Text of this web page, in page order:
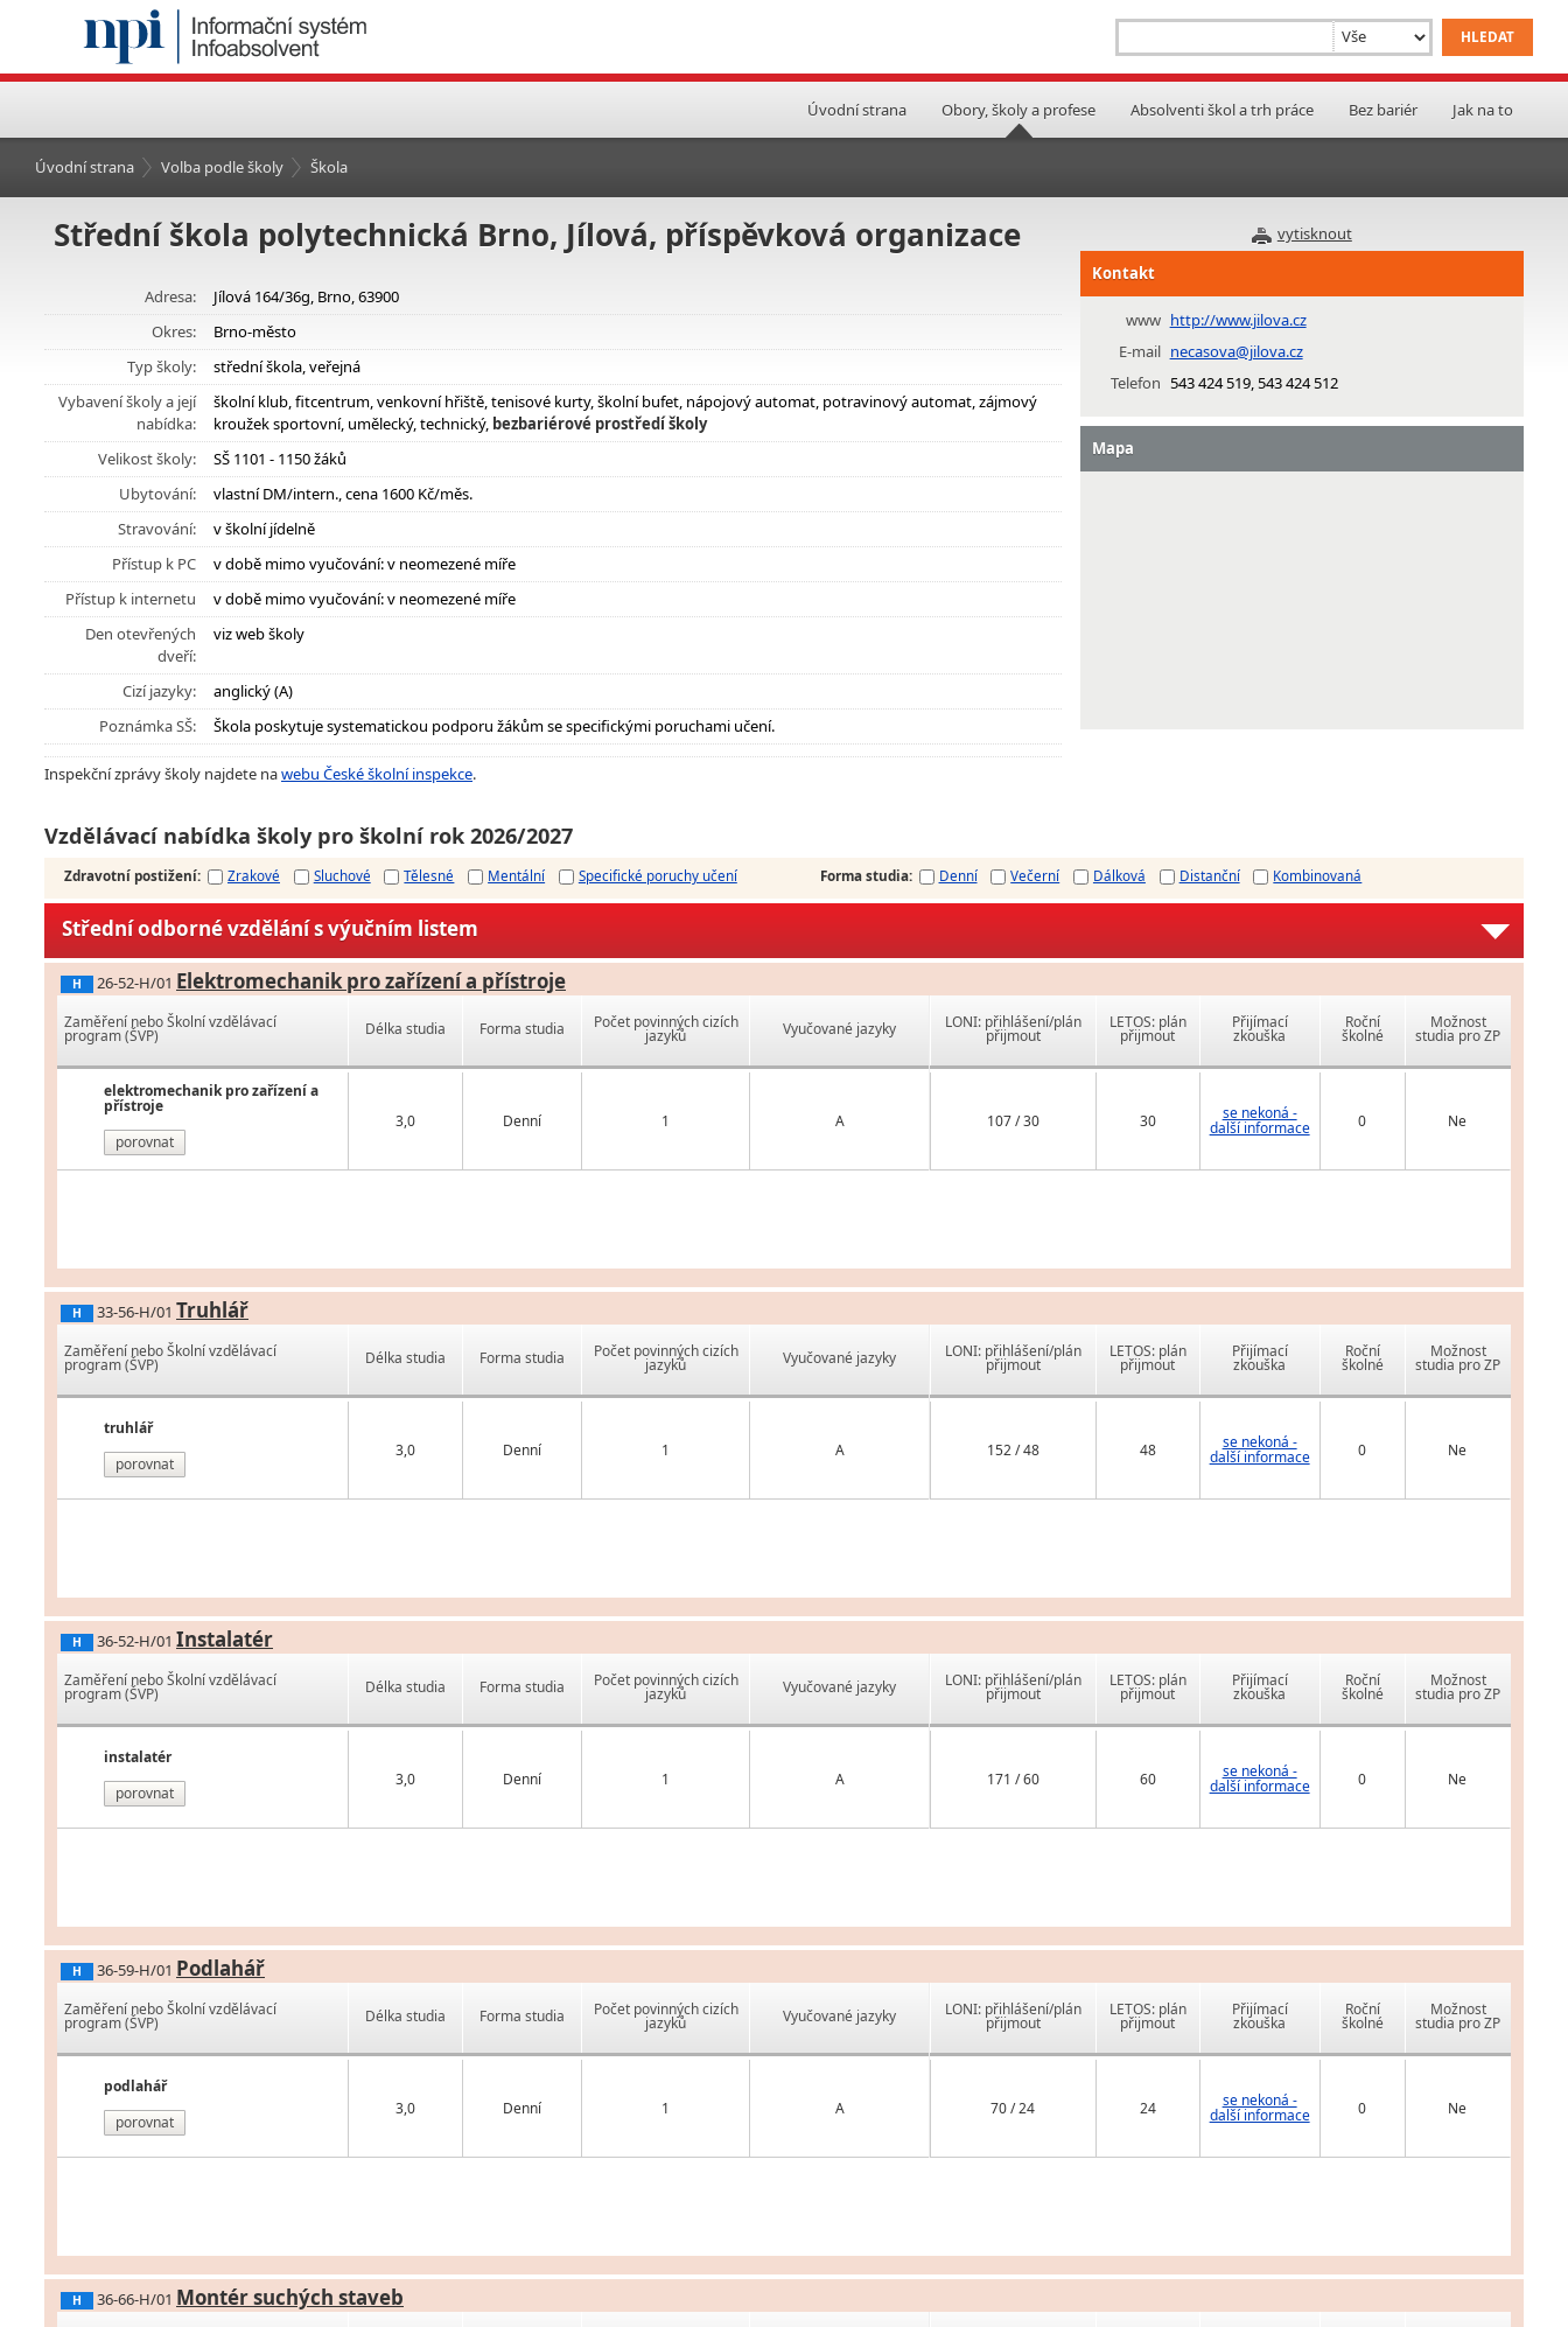
Úvodní strana Obory, školy a profese Absolventi škol a trh práce Bez bariér Jak na to
Úvodní strana Volba podle školy Škola
vytisknout
Střední škola polytechnická Brno, Jílová, příspěvková organizace
Adresa:
Jílová 164/36g, Brno, 63900
Okres:
Brno-město
Typ školy:
střední škola, veřejná
Vybavení školy a její
nabídka:
školní klub, fitcentrum, venkovní hřiště, tenisové kurty, školní bufet, nápojový automat, potravinový automat, zájmový
kroužek sportovní, umělecký, technický, bezbariérové prostředí školy
Velikost školy:
SŠ 1101 - 1150 žáků
Ubytování:
vlastní DM/intern., cena 1600 Kč/měs.
Stravování:
v školní jídelně
Přístup k PC
v době mimo vyučování: v neomezené míře
Přístup k internetu
v době mimo vyučování: v neomezené míře
Den otevřených
dveří:
viz web školy
Cizí jazyky:
anglický (A)
Poznámka SŠ:
Škola poskytuje systematickou podporu žákům se specifickými poruchami učení.
Inspekční zprávy školy najdete nawebu České školní inspekce.
Kontakt
www http://www.jilova.cz
E-mail necasova@jilova.cz
Telefon 543 424 519, 543 424 512
Mapa
Vzdělávací nabídka školy pro školní rok 2026/2027
Zdravotní postižení: Zrakové Sluchové Tělesné Mentální Specifické poruchy učení Forma studia: Denní Večerní Dálková Distanční Kombinovaná
Střední odborné vzdělání s výučním listem
H 26-52-H/01 Elektromechanik pro zařízení a přístroje
Zaměření nebo Školní vzdělávací
program (ŠVP)
elektromechanik pro zařízení a
přístroje
porovnat
Délka studia Forma studia Počet povinných cizích
jazyků Vyučované jazyky
3,0 Denní 1 A
LONI: přihlášení/plán
přijmout
LETOS: plán
přijmout
Přijímací
zkouška
Roční
školné
Možnost
studia pro ZP
107 / 30 30 se nekoná -
další informace 0 Ne
H 33-56-H/01 Truhlář
Zaměření nebo Školní vzdělávací
program (ŠVP)
truhlář
porovnat
Délka studia Forma studia Počet povinných cizích
jazyků Vyučované jazyky
3,0 Denní 1 A
LONI: přihlášení/plán
přijmout
LETOS: plán
přijmout
Přijímací
zkouška
Roční
školné
Možnost
studia pro ZP
152 / 48 48 se nekoná -
další informace 0 Ne
H 36-52-H/01 Instalatér
Zaměření nebo Školní vzdělávací
program (ŠVP)
instalatér
porovnat
Délka studia Forma studia Počet povinných cizích
jazyků Vyučované jazyky
3,0 Denní 1 A
LONI: přihlášení/plán
přijmout
LETOS: plán
přijmout
Přijímací
zkouška
Roční
školné
Možnost
studia pro ZP
171 / 60 60 se nekoná -
další informace 0 Ne
H 36-59-H/01 Podlahář
Zaměření nebo Školní vzdělávací
program (ŠVP)
podlahář
porovnat
Délka studia Forma studia Počet povinných cizích
jazyků Vyučované jazyky
3,0 Denní 1 A
LONI: přihlášení/plán
přijmout
LETOS: plán
přijmout
Přijímací
zkouška
Roční
školné
Možnost
studia pro ZP
70 / 24 24 se nekoná -
další informace 0 Ne
H 36-66-H/01 Montér suchých staveb